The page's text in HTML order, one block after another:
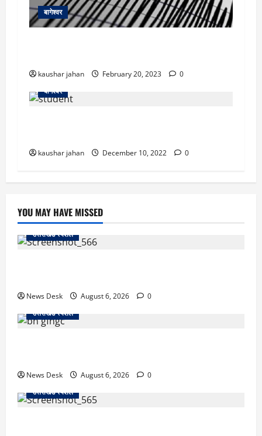
बागेश्वर
kaushar jahan February 20, 2023
0
बागेश्वर
kaushar jahan December 10, 2022 0
YOU MAY HAVE MISSED
उत्तराखंड स्पेशल
News Desk August 6, 2026
0
उत्तराखंड स्पेशल
News Desk August 6, 2026
0
उत्तराखंड स्पेशल